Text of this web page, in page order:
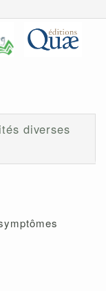
diverses